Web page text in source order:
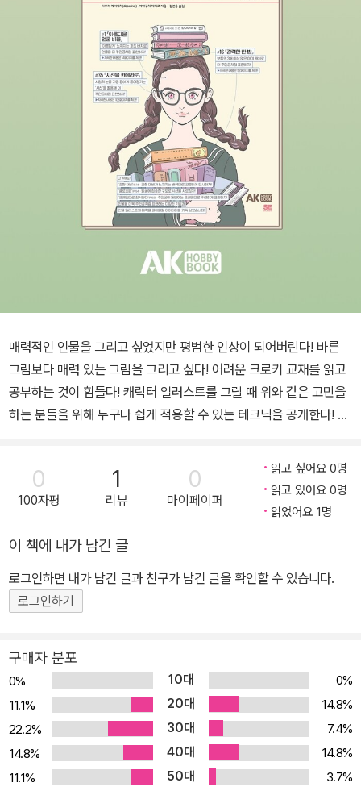
매력적인 인물을 그리고 싶었지만 평범한 인상이 되어버린다! 바른
그림보다 매력 있는 그림을 그리고 싶다! 어려운 크로키 교재를 읽고
공부하는 것이 힘들다! 캐릭터 일러스트를 그릴 때 위와 같은 고민을
하는 분들을 위해 누구나 쉽게 적용할 수 있는 테크닉을 공개한다! 궁
해도 그림의 완성도가 올라가는, '매력적인' 인물 일러스트를 그리는
데 필요한 60가지 아이디어를 준비했다. 프로 일러스트레이터가 매
력 넘치는 일러스트를 그리기 위해 사용하는 '작은 깨달음'이 가득 담
그리고 고양이 시나몬이 알기 쉽게 설명하므로 그림책을 보듯 가벼운
마음으로 읽을 수 있고, 누구나 쉽게 실전에서 활용할 수 있다. 이 책
에서 소개하는 인물의 구도, 배치, 모티브, 연출 등에 대한 표현 테크
닉은 SNS를 포함한 다양한 미디어에서 일러스트를 돋보이게 해주는
0
100자평
1
리뷰
0
마이페이퍼
읽고 싶어요 0명
읽고 있어요 0명
읽었어요 1명
이 책에 내가 남긴 글
로그인하면 내가 남긴 글과 친구가 남긴 글을 확인할 수 있습니다.
로그인하기
구매자 분포
0% 10대
0%
11.1%
20대
14.8%
22.2%
30대
7.4%
14.8%
40대
14.8%
11.1%
50대
3.7%